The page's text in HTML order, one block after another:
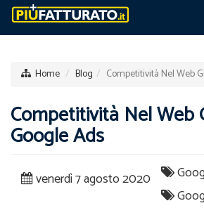
Home Blog Competitività Nel Web
Competitività Nel Web
Google Ads
venerdì 7 agosto 2020